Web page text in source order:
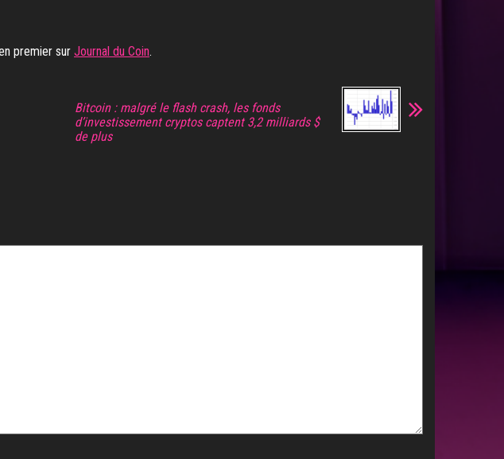
premier sur Journal du Coin.
Bitcoin : malgré le flash crash, les fonds
d’investissement cryptos captent 3,2 milliards $
de plus